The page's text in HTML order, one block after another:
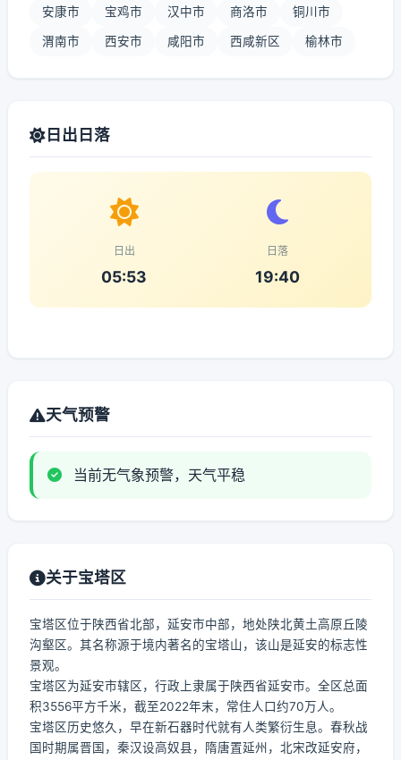
安康市 宝鸡市 汉中市 商洛市 铜川市
渭南市 西安市 咸阳市 西咸新区 榆林市
日出日落
日出
05:53
日落
19:40
天气预警
当前无气象预警，天气平稳
关于宝塔区
宝塔区位于陕西省北部，延安市中部，地处陕北黄土高原丘陵
沟壑区。其名称源于境内著名的宝塔山，该山是延安的标志性
景观。
宝塔区为延安市辖区，行政上隶属于陕西省延安市。全区总面
积3556平方千米，截至2022年末，常住人口约70万人。
宝塔区历史悠久，早在新石器时代就有人类繁衍生息。春秋战
国时期属晋国，秦汉设高奴县，隋唐置延州，北宋改延安府，